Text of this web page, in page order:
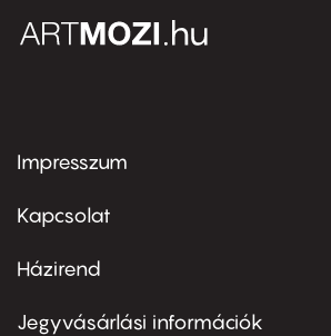
Footer
first
Impresszum
Kapcsolat
Footer
second
Házirend
Jegyvásárlási információk